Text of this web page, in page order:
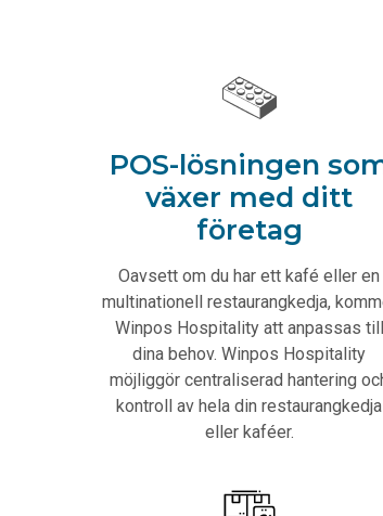
POS-lösningen
växer med ditt
företag
Oavsett om du har ett kafé eller en
multinationell restaurangkedja,
Winpos Hospitality att anpassas till
dina behov. Winpos Hospitality
möjliggör centraliserad hantering
kontroll av hela din restaurangkedja
eller kaféer.